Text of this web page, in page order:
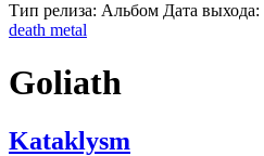
Тип релиза: Альбом Дата выхода:
death metal
Goliath
Kataklysm